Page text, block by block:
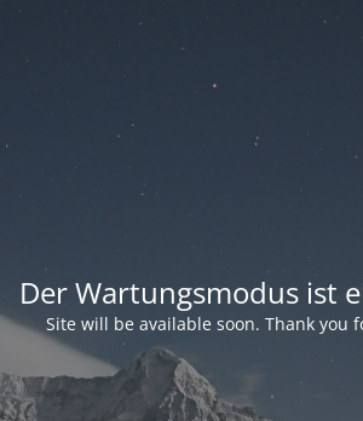
Der Wartungsmodus ist
Site will be available soon. Thank you